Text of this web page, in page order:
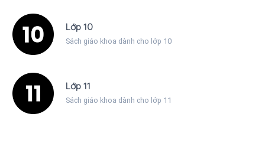
Lớp 10
Sách giáo khoa dành cho lớp 10
Lớp 11
Sách giáo khoa dành cho lớp 11